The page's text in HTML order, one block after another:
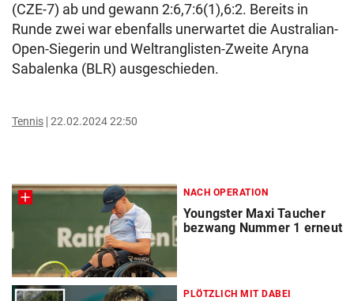
(CZE-7) ab und gewann 2:6,7:6(1),6:2. Bereits in
Runde zwei war ebenfalls unerwartet die Australian-
Open-Siegerin und Weltranglisten-Zweite Aryna
Sabalenka (BLR) ausgeschieden.
Tennis 22.02.2024 22:50
NACH OPERATION
Youngster Maxi Taucher
bezwang Nummer 1 erneut
PLÖTZLICH MIT DABEI